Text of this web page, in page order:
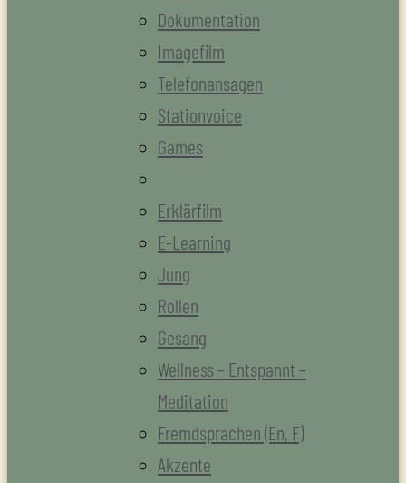
Dokumentation
Imagefilm
Telefonansagen
Stationvoice
Games
Erklärfilm
E-Learning
Jung
Rollen
Gesang
Wellness – Entspannt –
Meditation
Fremdsprachen (En, F)
Akzente